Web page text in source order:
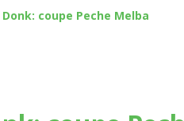
coupe Peche Melba